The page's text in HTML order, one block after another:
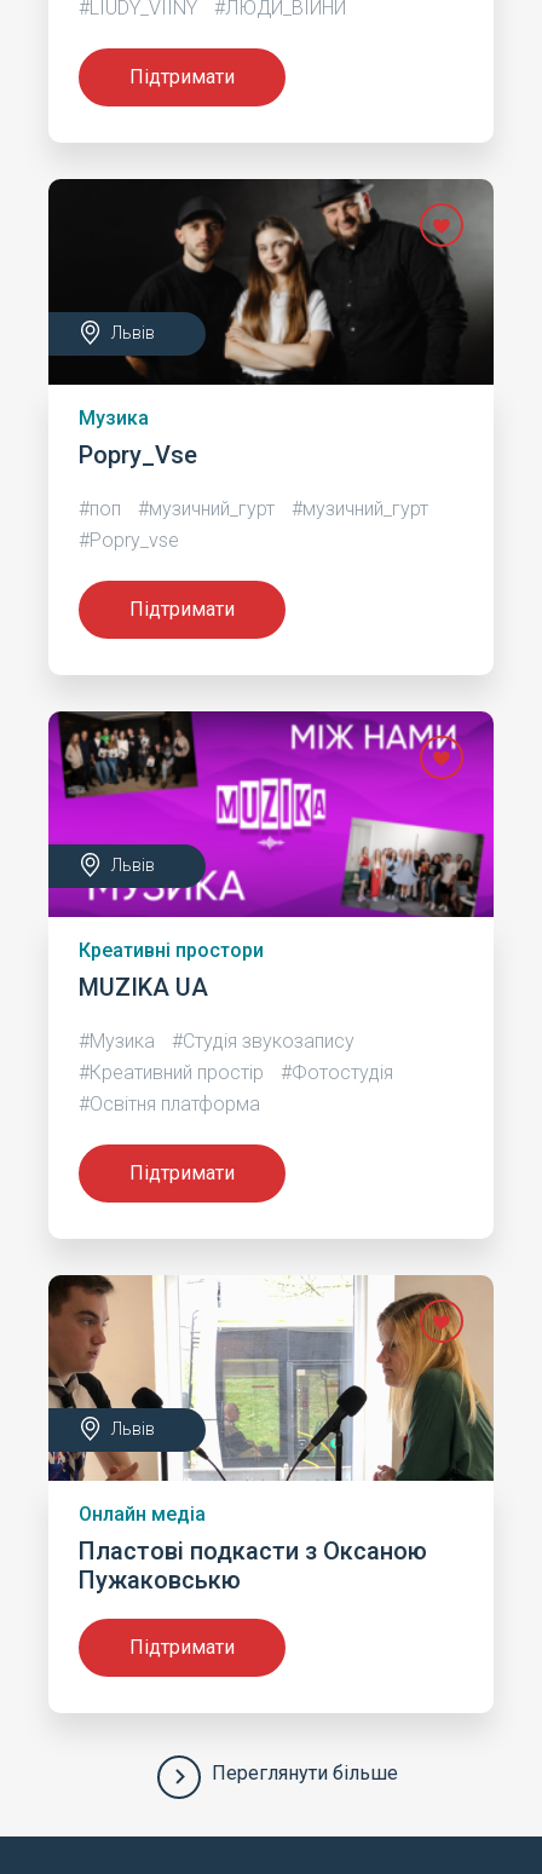
#LIUDY_VIINY #ЛЮДИ_ВІЙНИ
Підтримати
Львів
Музика
Popry_Vse
#поп #музичний_гурт
#музичний_гурт
#Popry_vse
Підтримати
Львів
Креативні простори
MUZIKA UA
#Музика
#Студія звукозапису
#Креативний простір
#Фотостудія
#Освітня платформа
Підтримати
Львів
Онлайн медіа
Пластові подкасти з Оксаною
Пужаковськю
Підтримати
Переглянути більше